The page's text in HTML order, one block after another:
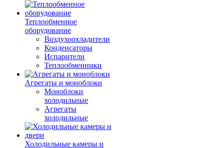
Теплообменное
оборудование
Воздухоохладители
Конденсаторы
Испарители
Теплообменники
Агрегаты и моноблоки
Моноблоки
холодильные
Агрегаты
холодильные
Холодильные камеры и